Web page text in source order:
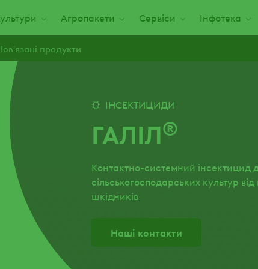
Агропакети Сервіси Інфотека
продукти
ІНСЕКТИЦИДИ
ГАЛІЛ®
Контактно-системний інсектицид
сільськогосподарських культур
шкідників
Наші контакти